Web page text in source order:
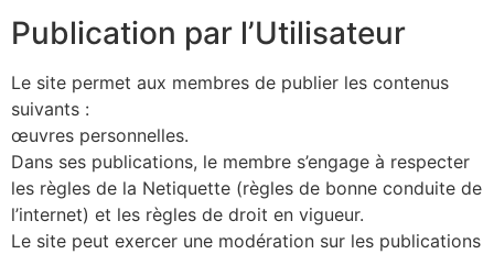
Publication par l’Utilisateur
Le site permet aux membres de publier les contenus
suivants :
œuvres personnelles.
Dans ses publications, le membre s’engage à respecter
les règles de la Netiquette (règles de bonne conduite de
l’internet) et les règles de droit en vigueur.
Le site peut exercer une modération sur les publications